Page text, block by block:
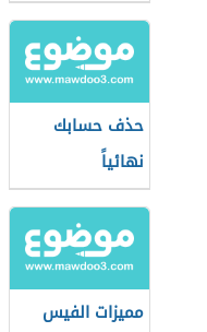
حذف حسابك
نهائياً
مميزات الفيس